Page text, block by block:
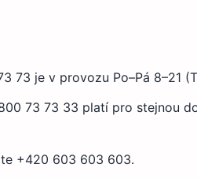
73 je v provozu Po–Pá 8–21
73 73 33 platí pro stejnou
+420 603 603 603.